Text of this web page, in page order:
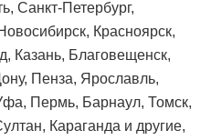
Санкт-Петербург,
Красноярск,
Казань, Благовещенск,
Пенза, Ярославль,
Пермь, Барнаул, Томск,
Караганда и другие,